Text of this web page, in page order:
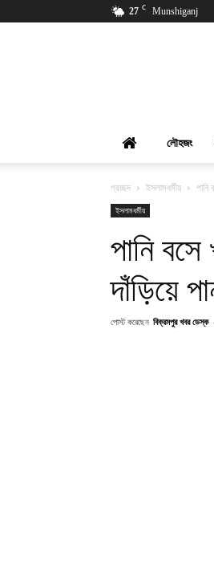
27 C Munshiganj
লৌহজং
প্রচ্ছদ ইসলামধর্মীয়
পানি
ইসলামধর্মীয়
পানি
দাঁড়িয়ে
পোস্ট করেছেন বিক্রমপুর খবর ডেস্ক